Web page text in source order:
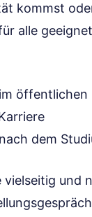
kommst
alle
öffentlichen
dem
und